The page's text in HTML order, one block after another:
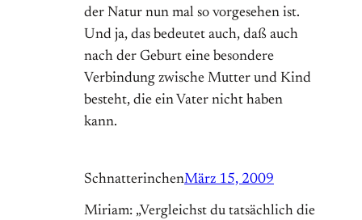
der Natur nun mal so vorgesehen ist.
Und ja, das bedeutet auch, daß auch
nach der Geburt eine besondere
Verbindung zwische Mutter und Kind
besteht, die ein Vater nicht haben
kann.
SchnatterinchenMärz 15, 2009
Miriam: „Vergleichst du tatsächlich die